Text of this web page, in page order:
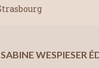
SABINE WESPIESER